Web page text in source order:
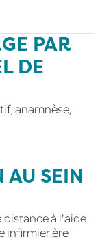
PAR
DE
anamnèse,
AU SEIN
distance à l'aide
infirmier.ère